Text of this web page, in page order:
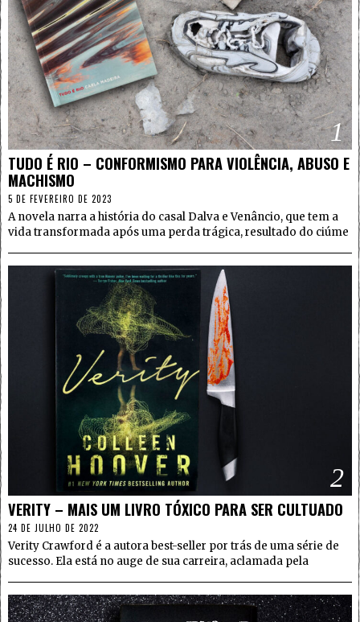
1
TUDO É RIO – CONFORMISMO PARA VIOLÊNCIA, ABUSO E
MACHISMO
5 DE FEVEREIRO DE 2023
A novela narra a história do casal Dalva e Venâncio, que tem a
vida transformada após uma perda trágica, resultado do ciúme
2
VERITY – MAIS UM LIVRO TÓXICO PARA SER CULTUADO
24 DE JULHO DE 2022
Verity Crawford é a autora best-seller por trás de uma série de
sucesso. Ela está no auge de sua carreira, aclamada pela